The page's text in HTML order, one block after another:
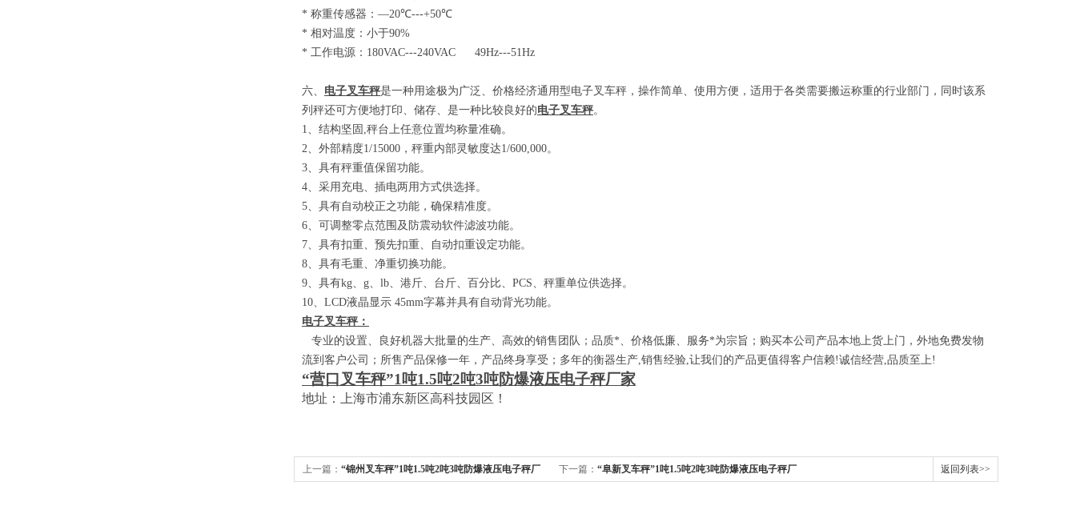
* 称重传感器： —20℃---+50℃
* 相对温度：小于90%
* 工作电源： 180VAC---240VAC 49Hz---51Hz
六、 电子叉车秤是一种用途极为广泛、价格经济通用型电子叉车秤，操作简单、使用方便，适用于各类需要搬运称重的行业部门，同时该系
列秤还可方便地打印、储存、是一种比较良好的电子叉车秤。
1、结构坚固 ,秤台上任意位置均称量准确。
2、外部精度1/15000 ，秤重内部灵敏度达1/600,000。
3、具有秤重值保留功能。
4、采用充电、插电两用方式供选择。
5、具有自动校正之功能，确保精准度。
6、可调整零点范围及防震动软件滤波功能。
7、具有扣重、预先扣重、自动扣重设定功能。
8、具有毛重、净重切换功能。
9、具有kg、 g、 lb、港斤、台斤、百分比、 PCS、秤重单位供选择。
10、 LCD液晶显示 45mm字幕并具有自动背光功能。
电子叉车秤：
专业的设置、良好机器大批量的生产、高效的销售团队；品质*、价格低廉、服务*为宗旨；购买本公司产品本地上货上门，外地免费发物
流到客户公司；所售产品保修一年，产品终身享受；多年的衡器生产,销售经验,让我们的产品更值得客户信赖!诚信经营,品质至上!
“营口叉车秤”1 吨1.5吨2吨3吨防爆液压电子秤厂家
地址：上海市浦东新区高科技园区！
上一篇： “锦州叉车秤”1吨1.5吨2吨3吨防爆液压电子秤厂 下一篇： “阜新叉车秤”1吨1.5吨2吨3吨防爆液压电子秤厂 返回列表>>